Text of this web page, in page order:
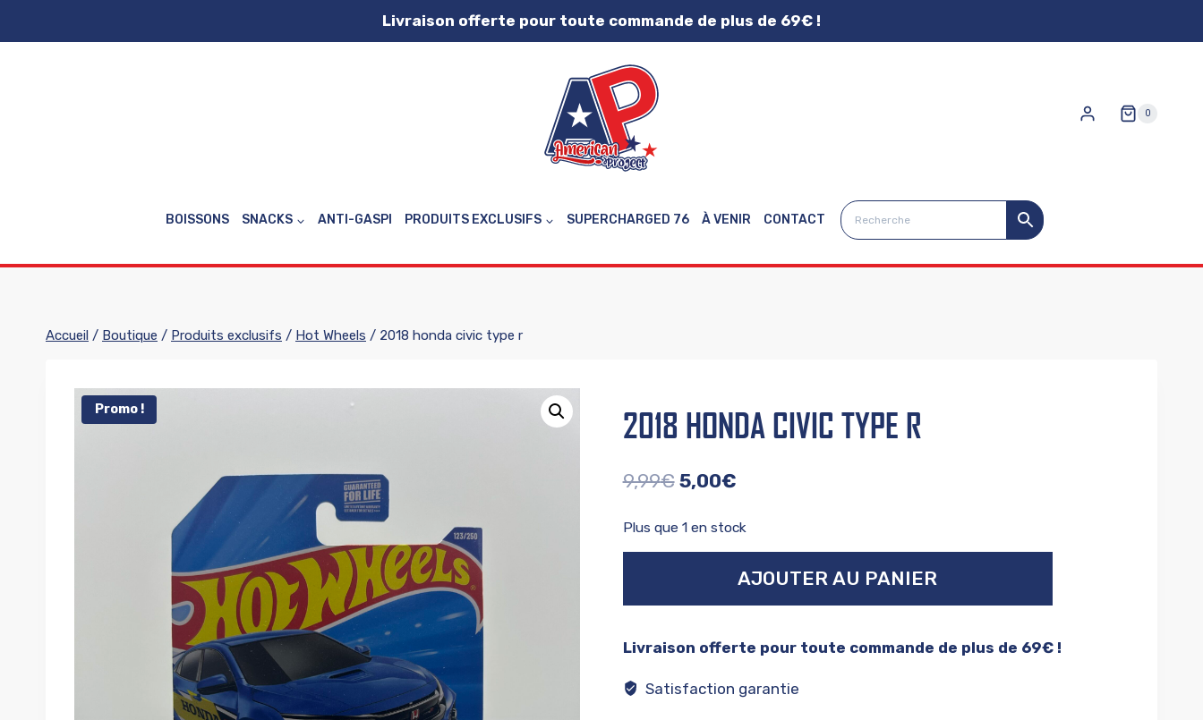
Livraison offerte pour toute commande de plus de 69€ !
0
BOISSONS SNACKS ANTI-GASPI PRODUITS EXCLUSIFS SUPERCHARGED 76 À VENIR CONTACT
Accueil / Boutique / Produits exclusifs / Hot Wheels / 2018 honda civic type r
Promo ! 2018 HONDA CIVIC TYPE R
9,99€ Le
9,99€.
5,00€Le
est :
5,00€.
Plus que 1 en stock
2018
type
AJOUTER AU PANIER
Livraison offerte pour toute commande de plus de 69€ !
Satisfaction garantie